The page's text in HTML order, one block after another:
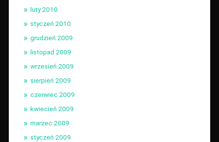
luty 2010
styczeń 2010
grudzień 2009
listopad 2009
wrzesień 2009
sierpień 2009
czerwiec 2009
kwiecień 2009
marzec 2009
styczeń 2009